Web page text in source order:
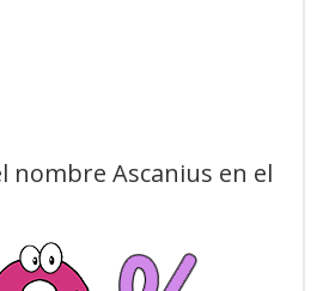
nombre Ascanius en el